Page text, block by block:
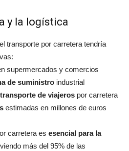
y la logística
transporte por carretera tendría
supermercados y comercios
de suministro industrial
de viajeros por carretera
estimadas en millones de euros
carretera es esencial para la
más del 95% de las